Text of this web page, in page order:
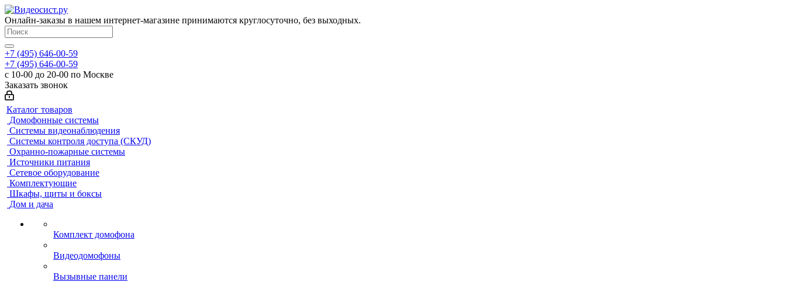
Онлайн-заказы в нашем интернет-магазине принимаются круглосуточно, без выходных.
+7 (495) 646-00-59
+7 (495) 646-00-59
с 10-00 до 20-00 по Москве
Заказать звонок
Каталог товаров
Домофонные системы
Системы видеонаблюдения
Системы контроля доступа (СКУД)
Охранно-пожарные системы
Источники питания
Сетевое оборудование
Комплектующие
Шкафы, щиты и боксы
Дом и дача
Комплект домофона
Видеодомофоны
Вызывные панели